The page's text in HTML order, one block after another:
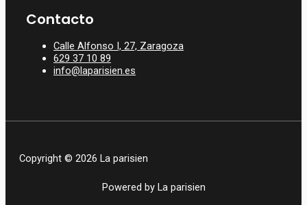
Contacto
Calle Alfonso I, 27, Zaragoza
629 37 10 89
info@laparisien.es
Copyright © 2026 La parisien
Powered by La parisien